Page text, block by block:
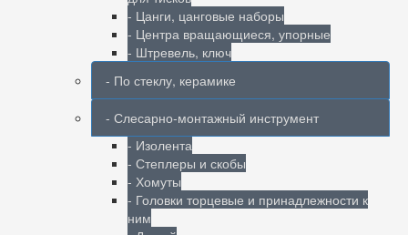
- Цанги, цанговые наборы
- Центра вращающиеся, упорные
- Штревель, ключ
- По стеклу, керамике
- Слесарно-монтажный инструмент
- Изолента
- Степлеры и скобы
- Хомуты
- Головки торцевые и принадлежности к
ним